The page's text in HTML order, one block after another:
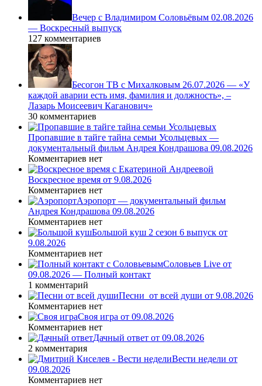
Вечер с Владимиром Соловьёвым 02.08.2026
— Воскресный выпуск
127 комментариев
Бесогон ТВ с Михалковым 26.07.2026 — «У
каждой аварии есть имя, фамилия и должность», –
Лазарь Моисеевич Каганович»
30 комментариев
Пропавшие в тайге тайна семьи Усольцевых —
документальный фильм Андрея Кондрашова 09.08.2026
Комментариев нет
Воскресное время от 9.08.2026
Комментариев нет
Аэропорт — документальный фильм
Андрея Кондрашова 09.08.2026
Комментариев нет
Большой куш 2 сезон 6 выпуск от
9.08.2026
Комментариев нет
Соловьев Live от
09.08.2026 — Полный контакт
1 комментарий
Песни_от всей души от 9.08.2026
Комментариев нет
Своя игра от 09.08.2026
Комментариев нет
Дачный ответ от 09.08.2026
2 комментария
Вести недели от
09.08.2026
Комментариев нет